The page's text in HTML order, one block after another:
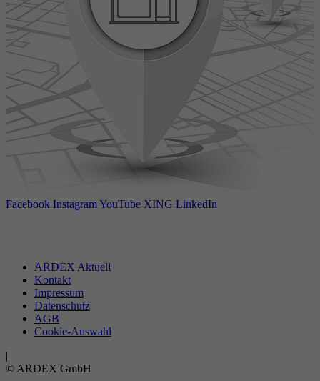
Facebook InstagramYouTube XING LinkedIn
ARDEX Aktuell
Kontakt
Impressum
Datenschutz
AGB
Cookie-Auswahl
|
© ARDEX GmbH